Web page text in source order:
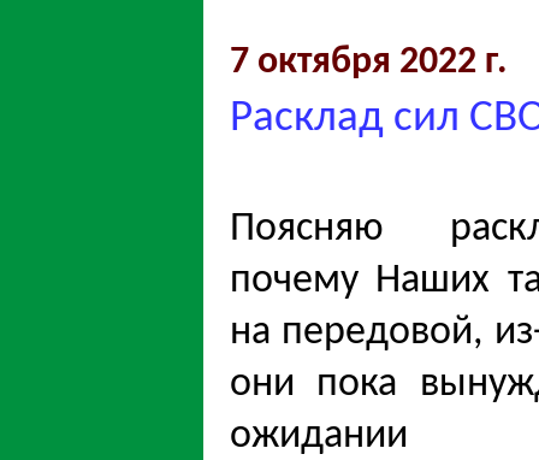
7 октября 2022 г.
Расклад сил
Поясняю
почему Наших
на передовой,
они пока
ожидании